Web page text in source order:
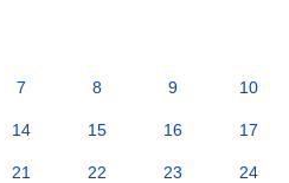
7 8 9 10
14 15 16 17
21 22 23 24